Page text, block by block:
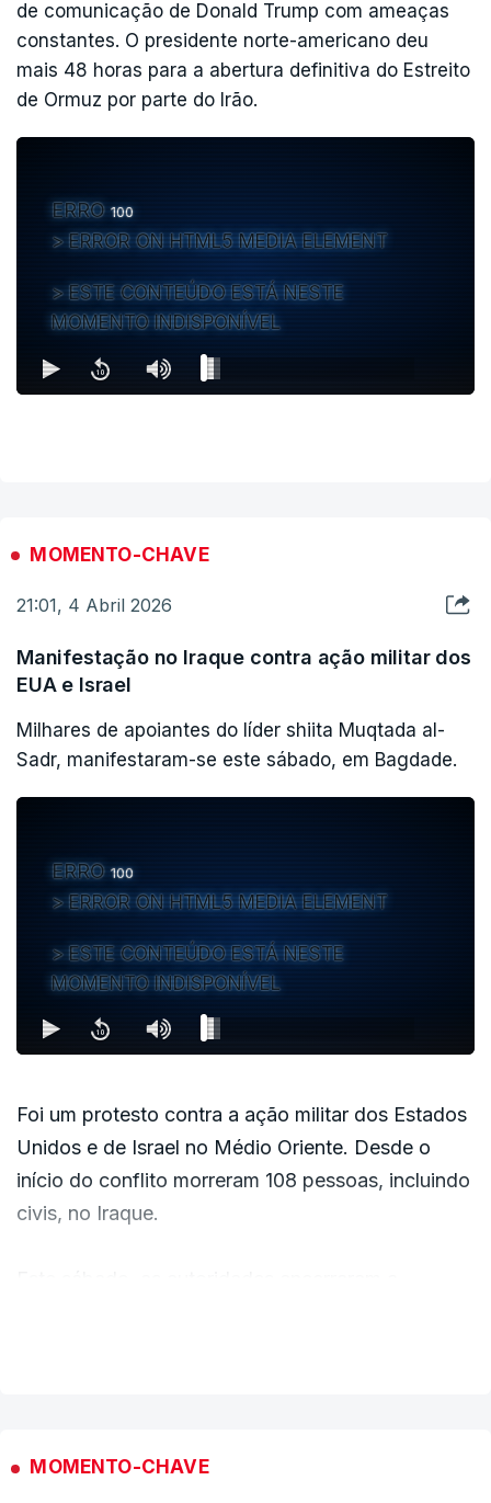
de comunicação de Donald Trump com ameaças
constantes. O presidente norte-americano deu
mais 48 horas para a abertura definitiva do Estreito
de Ormuz por parte do Irão.
ERRO100
ERROR ON HTML5 MEDIA ELEMENT
ESTE CONTEÚDO ESTÁ NESTE
MOMENTO INDISPONÍVEL
MOMENTO-CHAVE
21:01, 4 Abril 2026
Manifestação no Iraque contra ação militar dos
EUA e Israel
Milhares de apoiantes do líder shiita Muqtada al-
Sadr, manifestaram-se este sábado, em Bagdade.
ERRO100
ERROR ON HTML5 MEDIA ELEMENT
ESTE CONTEÚDO ESTÁ NESTE
MOMENTO INDISPONÍVEL
Foi um protesto contra a ação militar dos Estados
Unidos e de Israel no Médio Oriente. Desde o
início do conflito morreram 108 pessoas, incluindo
civis, no Iraque.
MOMENTO-CHAVE